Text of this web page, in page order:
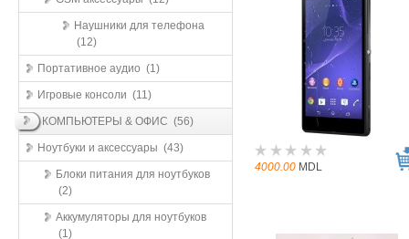
Наушники для телефона
(12)
Портативное аудио (1)
Игровые консоли (11)
КОМПЬЮТЕРЫ & ОФИС (56)
Ноутбуки и аксессуары (43)
Блоки питания для ноутбуков
(2)
Аккумуляторы для ноутбуков
(1)
4000.00 MDL